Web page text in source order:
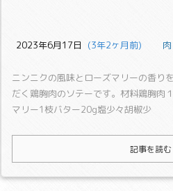
2023年6月17日
  (3年2ヶ月前)
肉
ニンニクの風味とローズマリーの香り
だく鶏胸肉のソテーです。 材料鶏胸肉
マリー1枝バター20g塩少々胡椒少
記事を読む